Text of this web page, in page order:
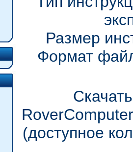
Размер
Формат
(доступное